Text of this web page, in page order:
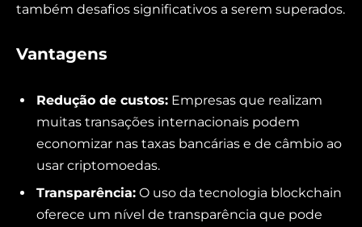
também desafios significativos a serem superados.
Vantagens
Redução de custos: Empresas que realizam
muitas transações internacionais podem
economizar nas taxas bancárias e de câmbio ao
usar criptomoedas.
Transparência: O uso da tecnologia blockchain
oferece um nível de transparência que pode